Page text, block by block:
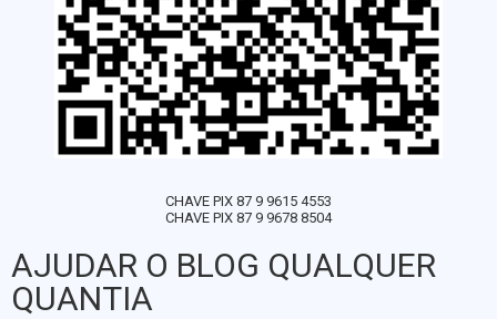
CHAVE PIX 87 9 9615 4553
CHAVE PIX 87 9 9678 8504
AJUDAR O BLOG QUALQUER
QUANTIA